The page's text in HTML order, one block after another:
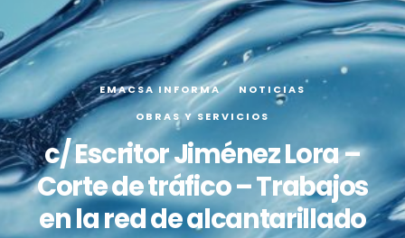
EMACSA INFORMA
NOTICIAS
OBRAS Y SERVICIOS
c/ Escritor Jiménez Lora –
Corte de tráfico – Trabajos
en la red de alcantarillado